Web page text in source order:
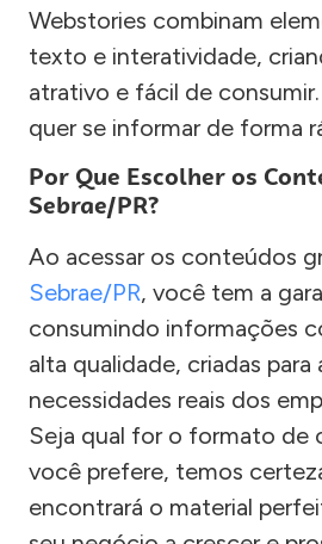
Webstories combinam
texto e interatividade,
atrativo e fácil de
quer se informar de forma
Por Que Escolher os
Sebrae/PR?
Ao acessar os conteúdos
Sebrae/PR, você tem a
consumindo informações
alta qualidade, criadas para
necessidades reais dos
Seja qual for o formato de
você prefere, temos
encontrará o material